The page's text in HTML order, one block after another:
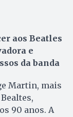
aos Beatles
e
da banda
Martin, mais
90 anos. A